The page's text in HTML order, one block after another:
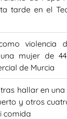
tarde en el
violencia
mujer de
de Murcia
hallar en
y otros
comida